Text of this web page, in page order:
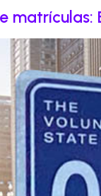
matrículas: